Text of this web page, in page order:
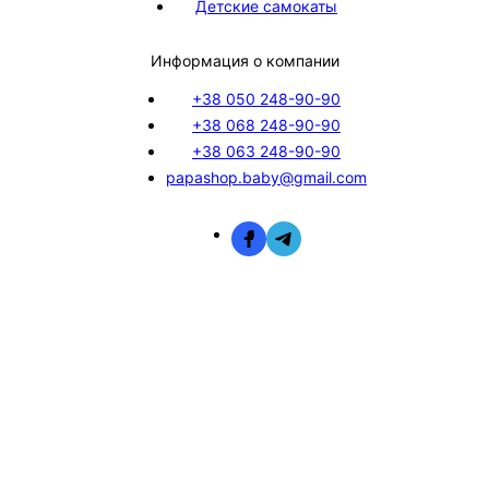
Детские самокаты
Информация о компании
+38 050 248-90-90
+38 068 248-90-90
+38 063 248-90-90
papashop.baby@gmail.com